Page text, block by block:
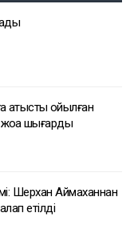
қойылған
шығарды
Шерхан Аймаханнан
етілді